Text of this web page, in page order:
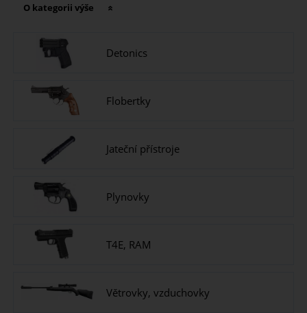
O kategorii výše
Detonics
Flobertky
Jateční přístroje
Plynovky
T4E, RAM
Větrovky, vzduchovky